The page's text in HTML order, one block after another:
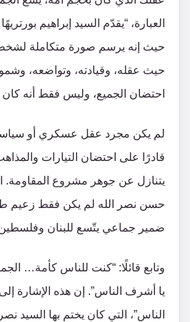
العبارة، “يقدّم السيد إبراهيم
حيث إنه يرسم صورة متكاملة
حيث عقله، وقيادته، وتواضعه،
احتضان الجميع، وليس فقط أنه كان
لم يكن مجرد عقل عسكري أو
قادرًا على احتضان التيارات
يتنازل عن جوهر مشروع المقاومة.
حسن نصر الله لم يكن فقط زعيم
ضمير جماعي يتّسع للبنان
وتابع قائلًا: “كنت للناس كأمة…
يا أشرف الناس”. إن هذه الإشارة
الناس”، التي كان يختم بها السيد